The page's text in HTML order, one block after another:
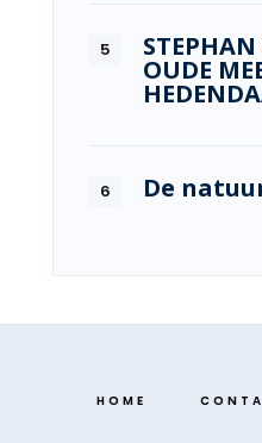
OUDE
De
HOME